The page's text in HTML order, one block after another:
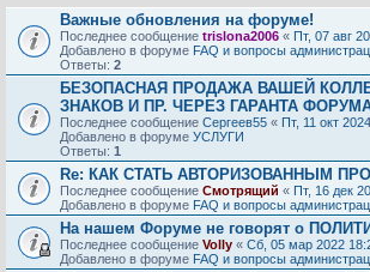
Важные обновления на форуме!
Последнее сообщение trislona2006 « Пт, 07 авг
Добавлено в форуме FAQ и вопросы
Ответы: 2
БЕЗОПАСНАЯ ПРОДАЖА ВАШЕЙ
ЗНАКОВ И ПР. ЧЕРЕЗ ГАРАНТА
Последнее сообщение Сергеев55 « Пт, 11 окт
Добавлено в форуме УСЛУГИ
Ответы: 1
Re: КАК СТАТЬ АВТОРИЗОВАННЫМ
Последнее сообщение Смотрящий « Пт, 16 дек
Добавлено в форуме FAQ и вопросы
На нашем Форуме не говорят о
Последнее сообщение Volly « Сб, 05 мар 2022
Добавлено в форуме FAQ и вопросы